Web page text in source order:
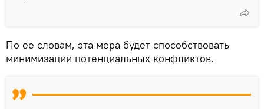
По ее словам, эта мера будет способствовать
минимизации потенциальных конфликтов.